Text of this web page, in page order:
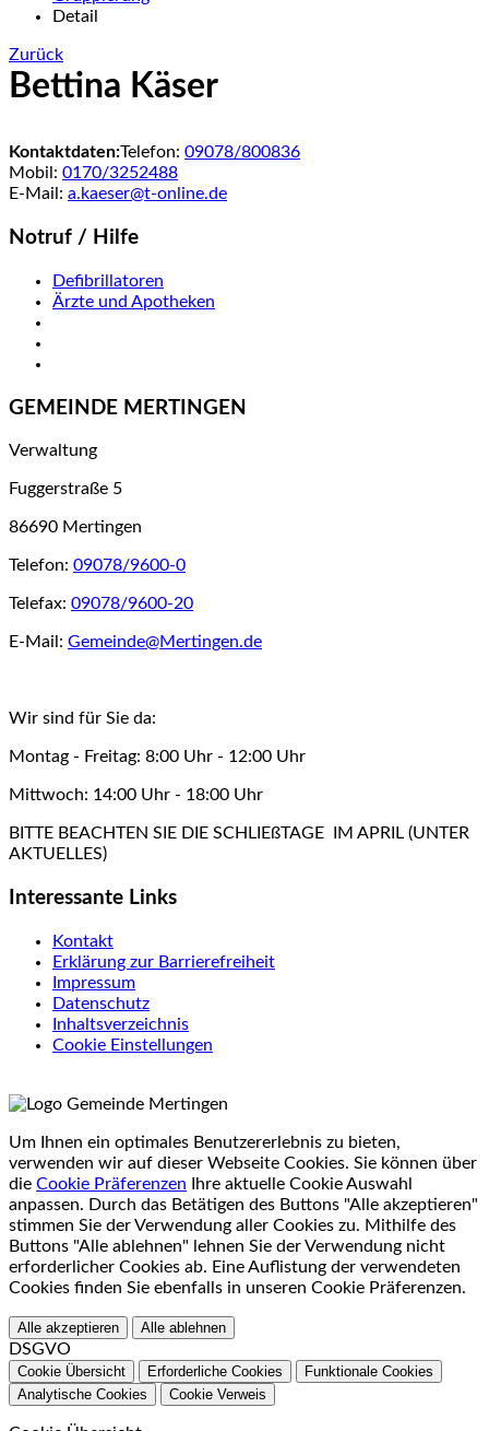
Detail
Zurück
Bettina Käser
Kontaktdaten:Telefon: 09078/800836
Mobil: 0170/3252488
E-Mail: a.kaeser@t-online.de
Notruf / Hilfe
Defibrillatoren
Ärzte und Apotheken
GEMEINDE MERTINGEN
Verwaltung
Fuggerstraße 5
86690 Mertingen
Telefon: 09078/9600-0
Telefax: 09078/9600-20
E-Mail: Gemeinde@Mertingen.de
Wir sind für Sie da:
Montag - Freitag: 8:00 Uhr - 12:00 Uhr
Mittwoch: 14:00 Uhr - 18:00 Uhr
BITTE BEACHTEN SIE DIE SCHLIEßTAGE IM APRIL (UNTER
AKTUELLES)
Interessante Links
Kontakt
Erklärung zur Barrierefreiheit
Impressum
Datenschutz
Inhaltsverzeichnis
Cookie Einstellungen
Um Ihnen ein optimales Benutzererlebnis zu bieten,
verwenden wir auf dieser Webseite Cookies. Sie können über
die Cookie Präferenzen Ihre aktuelle Cookie Auswahl
anpassen. Durch das Betätigen des Buttons "Alle akzeptieren"
stimmen Sie der Verwendung aller Cookies zu. Mithilfe des
Buttons "Alle ablehnen" lehnen Sie der Verwendung nicht
erforderlicher Cookies ab. Eine Auflistung der verwendeten
Cookies finden Sie ebenfalls in unseren Cookie Präferenzen.
Alle akzeptieren Alle ablehnen
DSGVO
Cookie Übersicht Erforderliche Cookies
Funktionale Cookies
Analytische Cookies
Cookie Verweis